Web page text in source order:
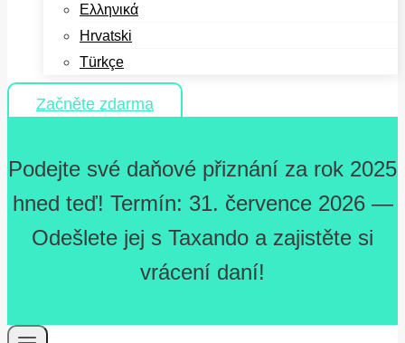
Ελληνικά
Hrvatski
Türkçe
Začněte zdarma
Podejte své daňové přiznání za rok 2025
hned teď! Termín: 31. července 2026 —
Odešlete jej s Taxando a zajistěte si
vrácení daní!